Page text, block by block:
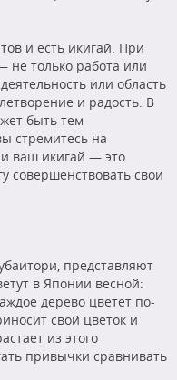
и есть икигай. При
не только работа или
или область
и радость. В
быть тем
стремитесь на
ваш икигай — это
совершенствовать свои
представляют
в Японии весной:
дерево цветет по-
свой цветок и
из этого
привычки сравнивать